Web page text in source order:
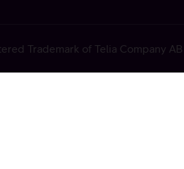
Trademark of Telia Company AB